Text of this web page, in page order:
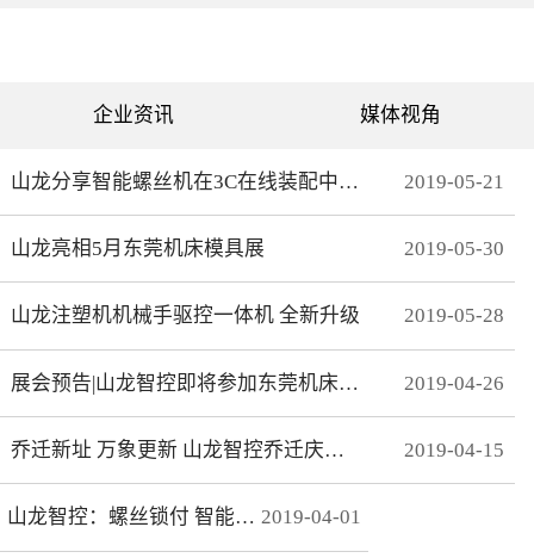
为单针设计，采用电脑可视
化界面控制机器移动实现花
绗缝机是以XY—Z型运动的
动，Z轴控制机头的绗缝。
（1）Z轴方向运动——绗缝
针上下的运动。（两个伺
（一个伺服）（3）Y轴方向
运动。（一个伺服）其中Z
轴是要两个伺服来配合完
成，伺服Z1：控制绗缝针上
动跟随不用电脑系统控制。
所以电脑是三轴系统，但却
控制着4个伺服。Z轴主要工
艺是：在500-2800针/分的
速度下，保证针始终能插入
合远距离的电机控制。网线
式接线 减少前期接线、制
观。分期保护 可以实现系
拆卸功能，有效杜绝拖款。
伺服参数，一键设置下发，
冲100倍，多个轴联动加工
问题而导致的加 工不
协调、整体效果变形等。快
速 MECHATROLINK III总
响应频率，位 置速度指
令整定时间可达2ms以下。
精准 23位绝对值编码器，
企业资讯 媒体视角
山龙分享智能螺丝机在3C在线装配中的应用 2019-05-21
山龙亮相5月东莞机床模具展 2019-05-30
山龙注塑机机械手驱控一体机 全新升级 2019-05-28
展会预告|山龙智控即将参加东莞机床模具展 2019-04-26
乔迁新址 万象更新 山龙智控乔迁庆典隆重举行 2019-04-15
山龙智控：螺丝锁付 智能升级 2019-04-01